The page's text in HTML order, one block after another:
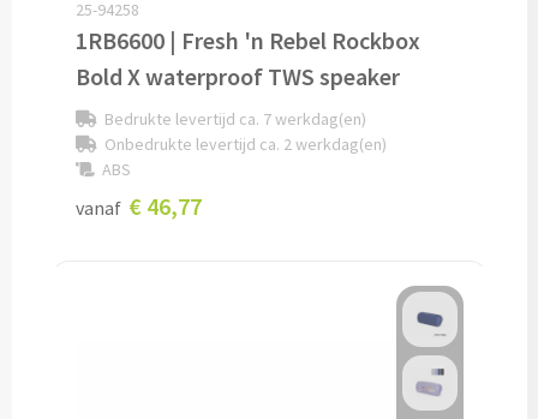
Kinderparaplu's bedrukken
Poncho's & Regenjassen
Poncho's bedrukken
Regenjassen bedrukken
25-94258
1RB6600 | Fresh 'n Rebel Rockbox
Bold X waterproof TWS speaker
Bedrukte levertijd ca. 7 werkdag(en)
Onbedrukte levertijd ca. 2 werkdag(en)
ABS
vanaf € 46,77